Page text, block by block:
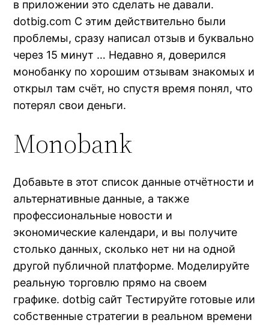
в приложении это сделать не давали.
dotbig.com С этим действительно были
проблемы, сразу написал отзыв и буквально
через 15 минут … Недавно я, доверился
монобанку по хорошим отзывам знакомых и
открыл там счёт, но спустя время понял, что
потерял свои деньги.
Monobank
Добавьте в этот список данные отчётности и
альтернативные данные, а также
профессиональные новости и
экономические календари, и вы получите
столько данных, сколько нет ни на одной
другой публичной платформе. Моделируйте
реальную торговлю прямо на своем
графике. dotbig сайт Тестируйте готовые или
собственные стратегии в реальном времени